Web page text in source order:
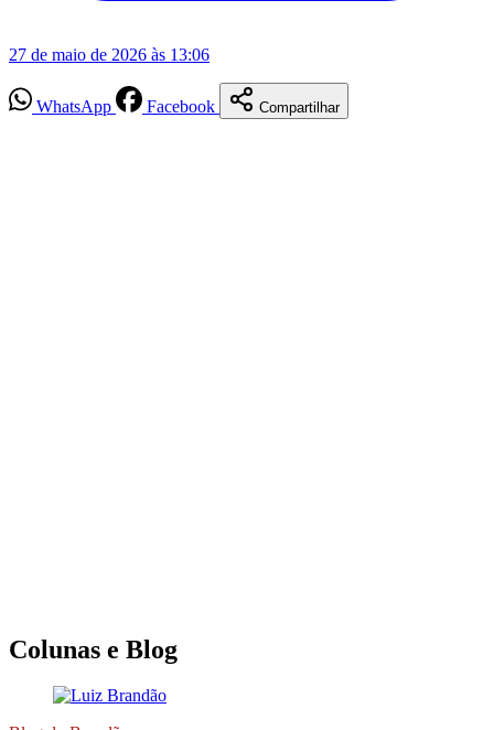
27 de maio de 2026 às 13:06
WhatsApp Facebook Compartilhar
Colunas e Blog